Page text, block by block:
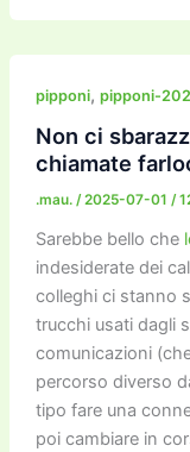
c
e
b
o
o
k
itt
er l
pipponi, pipponi-
Non ci
chiamate
.mau. /2025-07-01 /
Sarebbe bello che
indesiderate dei
colleghi ci stanno
trucchi usati dagli
comunicazioni
percorso diverso
tipo fare una
poi cambiare in